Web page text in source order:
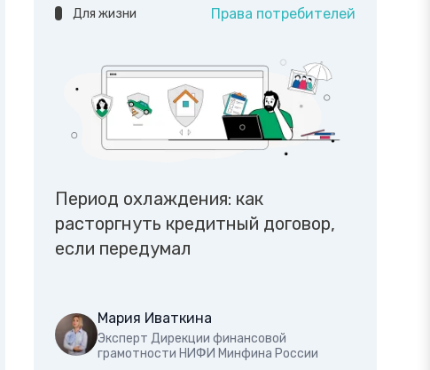
Для жизни Права потребителей
Период охлаждения: как
расторгнуть кредитный договор,
если передумал
Мария Иваткина
Эксперт Дирекции финансовой
грамотности НИФИ Минфина России